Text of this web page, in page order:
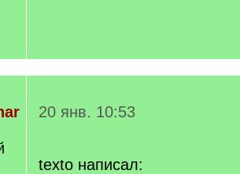
20 янв. 10:53
texto написал: